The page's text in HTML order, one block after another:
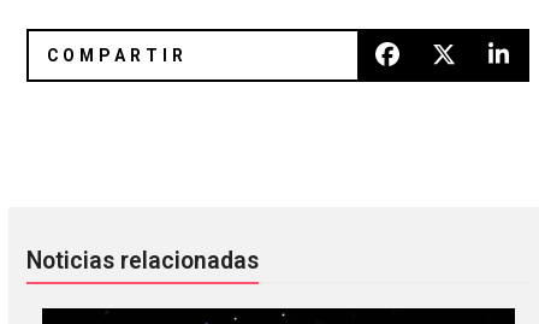
Noticias relacionadas